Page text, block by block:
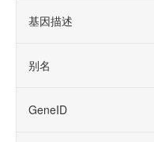
基因描述
别名
GeneID